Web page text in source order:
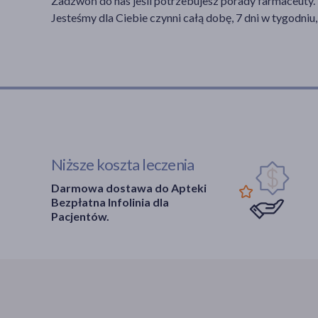
Jesteśmy dla Ciebie czynni całą dobę, 7 dni w
Niższe koszta leczenia
Darmowa dostawa do Apteki
Bezpłatna Infolinia dla
Pacjentów.